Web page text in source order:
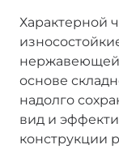
Характерной
нержавеющей
основе
надолго
вид и
конструкции